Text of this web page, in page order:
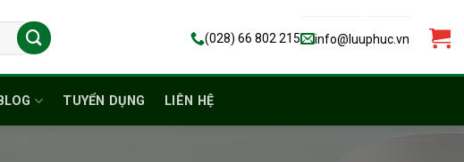
(028) 66 802 215 info@luuphuc.vn
BLOG TUYỂN DỤNG LIÊN HỆ